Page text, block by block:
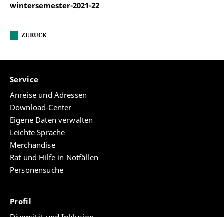
wintersemester-2021-22
ZURÜCK
Service
Anreise und Adressen
Download-Center
Eigene Daten verwalten
Leichte Sprache
Merchandise
Rat und Hilfe in Notfällen
Personensuche
Profil